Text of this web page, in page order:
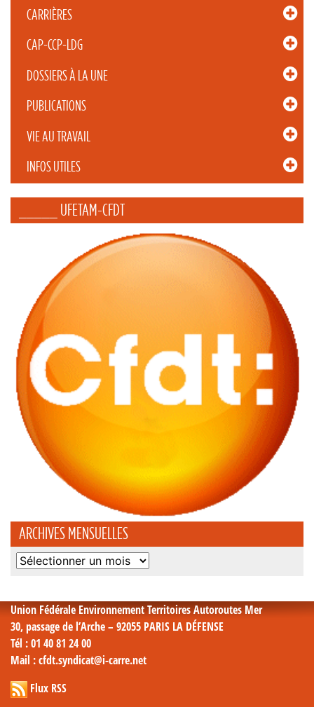
CARRIÈRES
CAP-CCP-LDG
DOSSIERS À LA UNE
PUBLICATIONS
VIE AU TRAVAIL
INFOS UTILES
_____ UFETAM-CFDT
ARCHIVES MENSUELLES
Archives
Union Fédérale Environnement Territoires Autoroutes Mer
30, passage de l’Arche – 92055 PARIS LA DÉFENSE
Tél : 01 40 81 24 00
Mail : cfdt.syndicat@i-carre.net
Flux RSS